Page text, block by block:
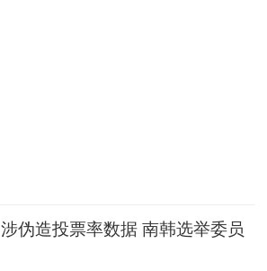
涉伪造投票率数据 南韩选举委员